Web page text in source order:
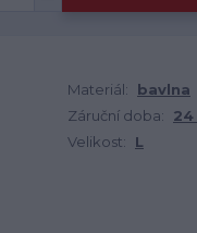
Materiál:
bavlna
Záruční doba:
24
Velikost:
L